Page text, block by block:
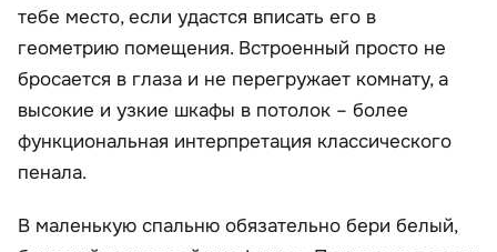
тебе место, если удастся вписать его в
геометрию помещения. Встроенный просто не
бросается в глаза и не перегружает комнату, а
высокие и узкие шкафы в потолок – более
функциональная интерпретация классического
пенала.
В маленькую спальню обязательно бери белый,